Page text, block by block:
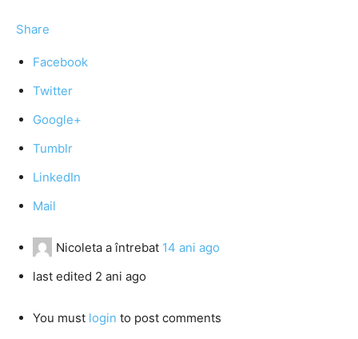
Share
Facebook
Twitter
Google+
Tumblr
LinkedIn
Mail
Nicoleta a întrebat 14 ani ago
last edited 2 ani ago
You must login to post comments